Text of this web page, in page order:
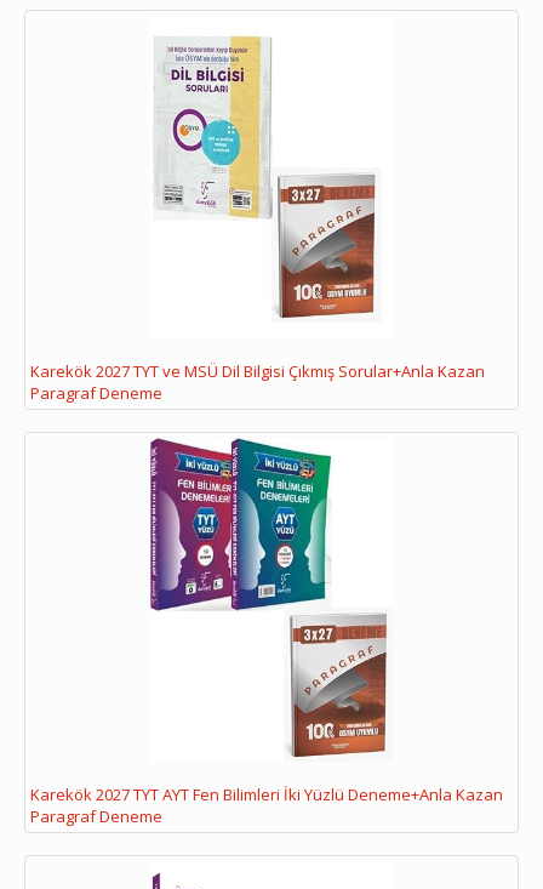
Karekök 2027 TYT ve MSÜ Dil Bilgisi Çıkmış Sorular+Anla Kazan
Paragraf Deneme
Karekök 2027 TYT AYT Fen Bilimleri İki Yüzlü Deneme+Anla Kazan
Paragraf Deneme